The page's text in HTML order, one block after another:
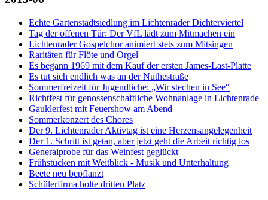
Echte Gartenstadtsiedlung im Lichtenrader Dichterviertel
Tag der offenen Tür: Der VfL lädt zum Mitmachen ein
Lichtenrader Gospelchor animiert stets zum Mitsingen
Raritäten für Flöte und Orgel
Es begann 1969 mit dem Kauf der ersten James-Last-Platte
Es tut sich endlich was an der Nuthestraße
Sommerfreizeit für Jugendliche: „Wir stechen in See“
Richtfest für genossenschaftliche Wohnanlage in Lichtenrade
Gauklerfest mit Feuershow am Abend
Sommerkonzert des Chores
Der 9. Lichtenrader Aktivtag ist eine Herzensangelegenheit
Der 1. Schritt ist getan, aber jetzt geht die Arbeit richtig los
Generalprobe für das Weinfest geglückt
Frühstücken mit Weitblick - Musik und Unterhaltung
Beete neu bepflanzt
Schülerfirma holte dritten Platz